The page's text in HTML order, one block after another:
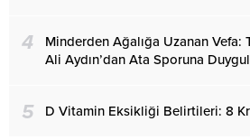
4
Minderden Ağalığa Uzanan Vefa:
Ali Aydın’dan Ata Sporuna
5 D Vitamin Eksikliği Belirtileri: 8